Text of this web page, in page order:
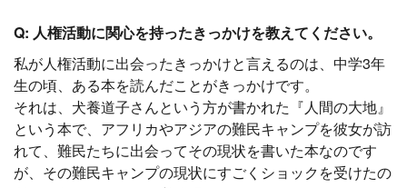
Q: 人権活動に関心を持ったきっかけを教えてください。
私が人権活動に出会ったきっかけと言えるのは、中学3年
生の頃、ある本を読んだことがきっかけです。
それは、犬養道子さんという方が書かれた『人間の大地』
という本で、アフリカやアジアの難民キャンプを彼女が訪
れて、難民たちに出会ってその現状を書いた本なのです
が、その難民キャンプの現状にすごくショックを受けたの